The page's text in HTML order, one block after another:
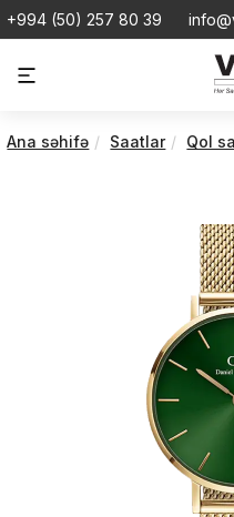
+994 (50) 257 80 39
Ana səhifə Saatlar Qol